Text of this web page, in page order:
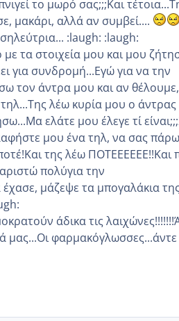
το μωρό σας;;;Και
μακάρι, αλλά αν συμβεί....
:laugh: :laugh:
τα στοιχεία μου και μου
για συνδρομή...Εγώ για να την
τον άντρα μου και αν
λέω κυρία μου ο
ελάτε μου έλεγε τί
μου ένα τηλ, να σας
της λέω ΠΟΤΕΕΕΕΕΕ!!Και
πολυ΄για την
μάζεψε τα μπογαλάκια
άδικα τις
μας...Οι